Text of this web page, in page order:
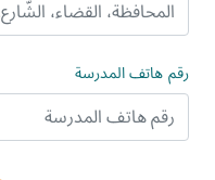
رقم هاتف المدرسة